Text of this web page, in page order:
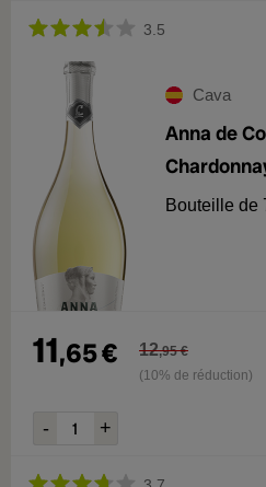
3.5
Cava
Anna de
Bouteille de
11,65€ 12,95€
(10% de réduction)